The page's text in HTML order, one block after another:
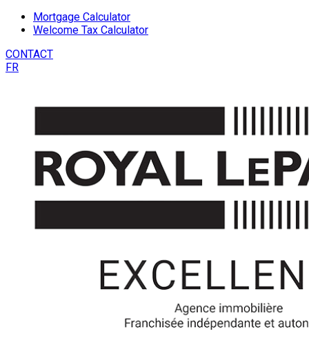
Mortgage Calculator
Welcome Tax Calculator
CONTACT
FR